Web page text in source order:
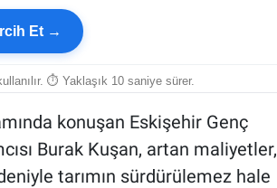
Et →
⏱ Yaklaşık 10 saniye sürer.
konuşan Eskişehir Genç
Burak Kuşan, artan maliyetler,
tarımın sürdürülemez hale